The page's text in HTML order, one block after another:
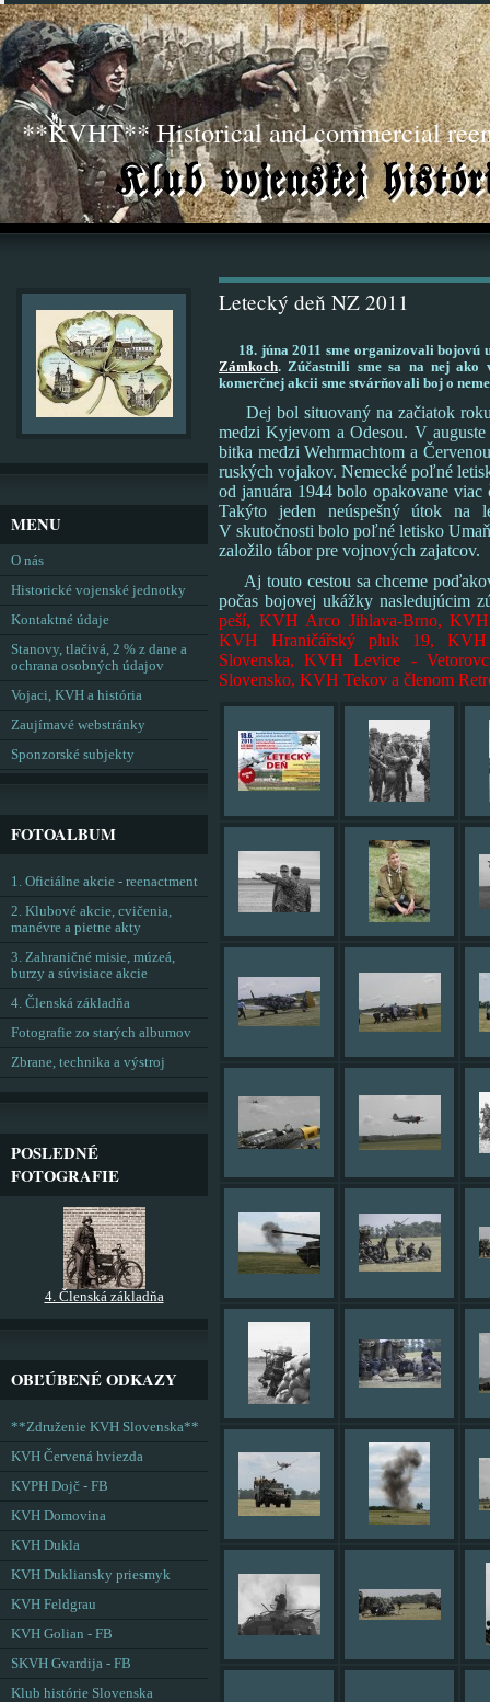
**KVHT** Historical and commercial
Letecký deň NZ 2011
18. júna 2011 sme organizovali bojovú
Zámkoch. Zúčastnili sme sa na nej ako
komerčnej akcii sme stvárňovali boj o
Dej bol situovaný na začiatok roku
medzi Kyjevom a Odesou. V
bitka medzi Wehrmachtom a
ruských vojakov. Nemecké poľné
od januára 1944 bolo opakovane viac
Takýto jeden neúspešný útok na
V skutočnosti bolo poľné letisko
založilo tábor pre vojnových zajatcov.
Aj touto cestou sa chceme
počas bojovej ukážky nasledujúcim
peší, KVH Arco Jihlava-Brno,
KVH Hraničářský pluk 19, KVH
Slovenska, KVH Levice -
Slovensko, KVH Tekov a členom
MENU
O nás
Historické vojenské jednotky
Kontaktné údaje
Stanovy, tlačivá, 2 % z dane a
ochrana osobných údajov
Vojaci, KVH a história
Zaujímavé webstránky
Sponzorské subjekty
FOTOALBUM
1. Oficiálne akcie - reenactment
2. Klubové akcie, cvičenia,
manévre a pietne akty
3. Zahraničné misie, múzeá,
burzy a súvisiace akcie
4. Členská základňa
Fotografie zo starých albumov
Zbrane, technika a výstroj
POSLEDNÉ
FOTOGRAFIE
4. Členská základňa
OBĽÚBENÉ ODKAZY
**Združenie KVH Slovenska**
KVH Červená hviezda
KVPH Dojč - FB
KVH Domovina
KVH Dukla
KVH Dukliansky priesmyk
KVH Feldgrau
KVH Golian - FB
SKVH Gvardija - FB
Klub histórie Slovenska